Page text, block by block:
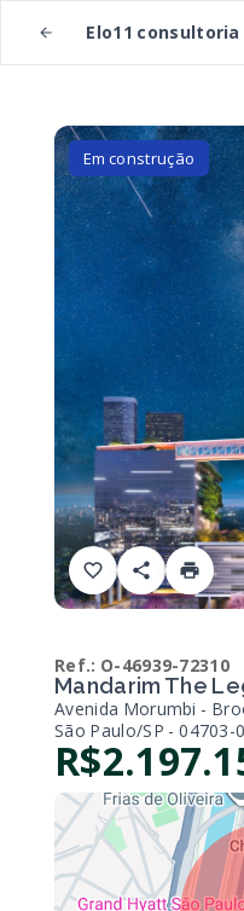
Elo11 consultoria
Em construção
Ref.: O-46939-72310
Mandarim The
Avenida Morumbi -
São Paulo/SP - 04703-